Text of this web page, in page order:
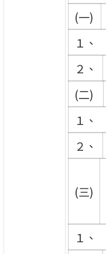
(一)
１、
２、
(二)
１、
２、
(三)
１、